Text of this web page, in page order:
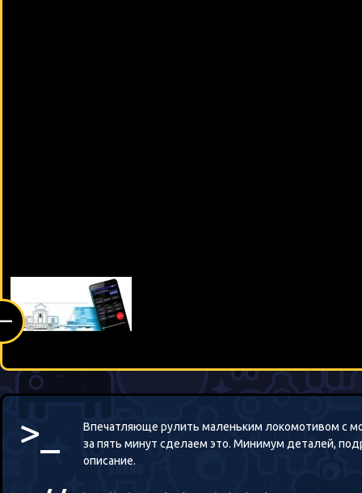
>_
Впечатляюще рулить маленьким локомотивом с
за пять минут сделаем это. Минимум деталей,
описание.